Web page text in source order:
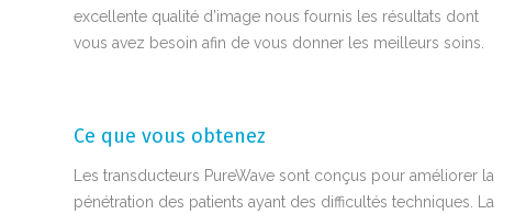
excellente qualité d’image nous fournis les résultats dont
vous avez besoin afin de vous donner les meilleurs soins.
Ce que vous obtenez
Les transducteurs PureWave sont conçus pour améliorer la
pénétration des patients ayant des difficultés techniques. La